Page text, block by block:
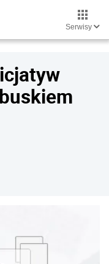
Serwisy